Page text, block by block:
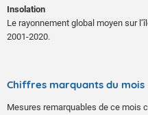
Insolation
Le rayonnement global moyen sur
2001-2020.
Chiffres marquants du mois
Mesures remarquables de ce mois